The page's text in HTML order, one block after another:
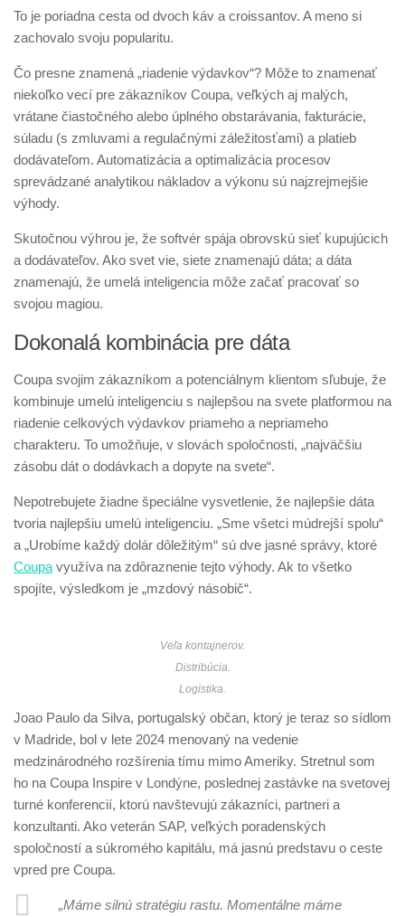
To je poriadna cesta od dvoch káv a croissantov. A meno si
zachovalo svoju popularitu.
Čo presne znamená „riadenie výdavkov“? Môže to znamenať
niekoľko vecí pre zákazníkov Coupa, veľkých aj malých,
vrátane čiastočného alebo úplného obstarávania, fakturácie,
súladu (s zmluvami a regulačnými záležitosťami) a platieb
dodávateľom. Automatizácia a optimalizácia procesov
sprevádzané analytikou nákladov a výkonu sú najzrejmejšie
výhody.
Skutočnou výhrou je, že softvér spája obrovskú sieť kupujúcich
a dodávateľov. Ako svet vie, siete znamenajú dáta; a dáta
znamenajú, že umelá inteligencia môže začať pracovať so
svojou magiou.
Dokonalá kombinácia pre dáta
Coupa svojim zákazníkom a potenciálnym klientom sľubuje, že
kombinuje umelú inteligenciu s najlepšou na svete platformou na
riadenie celkových výdavkov priameho a nepriameho
charakteru. To umožňuje, v slovách spoločnosti, „najväčšiu
zásobu dát o dodávkach a dopyte na svete“.
Nepotrebujete žiadne špeciálne vysvetlenie, že najlepšie dáta
tvoria najlepšiu umelú inteligenciu. „Sme všetci múdrejší spolu“
a „Urobíme každý dolár dôležitým“ sú dve jasné správy, ktoré
Coupa využíva na zdôraznenie tejto výhody. Ak to všetko
spojíte, výsledkom je „mzdový násobič“.
Veľa kontajnerov.
Distribúcia.
Logistika.
Joao Paulo da Silva, portugalský občan, ktorý je teraz so sídlom
v Madride, bol v lete 2024 menovaný na vedenie
medzinárodného rozšírenia tímu mimo Ameriky. Stretnul som
ho na Coupa Inspire v Londýne, poslednej zastávke na svetovej
turné konferencií, ktorú navštevujú zákazníci, partneri a
konzultanti. Ako veterán SAP, veľkých poradenských
spoločností a súkromého kapitálu, má jasnú predstavu o ceste
vpred pre Coupa.
„Máme silnú stratégiu rastu. Momentálne máme